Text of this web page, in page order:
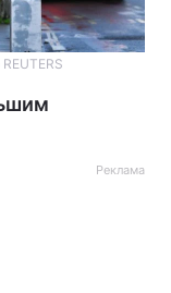
Реклама